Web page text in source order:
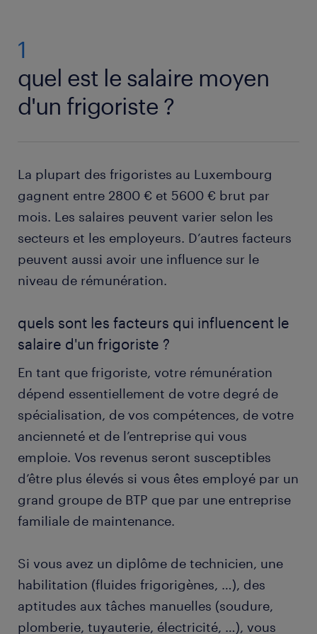
1
quel est le salaire moyen
d'un frigoriste ?
La plupart des frigoristes au Luxembourg
gagnent entre 2800 € et 5600 € brut par
mois. Les salaires peuvent varier selon les
secteurs et les employeurs. D’autres facteurs
peuvent aussi avoir une influence sur le
niveau de rémunération.
quels sont les facteurs qui influencent le
salaire d'un frigoriste ?
En tant que frigoriste, votre rémunération
dépend essentiellement de votre degré de
spécialisation, de vos compétences, de votre
ancienneté et de l’entreprise qui vous
emploie. Vos revenus seront susceptibles
d’être plus élevés si vous êtes employé par un
grand groupe de BTP que par une entreprise
familiale de maintenance.
Si vous avez un diplôme de technicien, une
habilitation (fluides frigorigènes, …), des
aptitudes aux tâches manuelles (soudure,
plomberie, tuyauterie, électricité, …), vous